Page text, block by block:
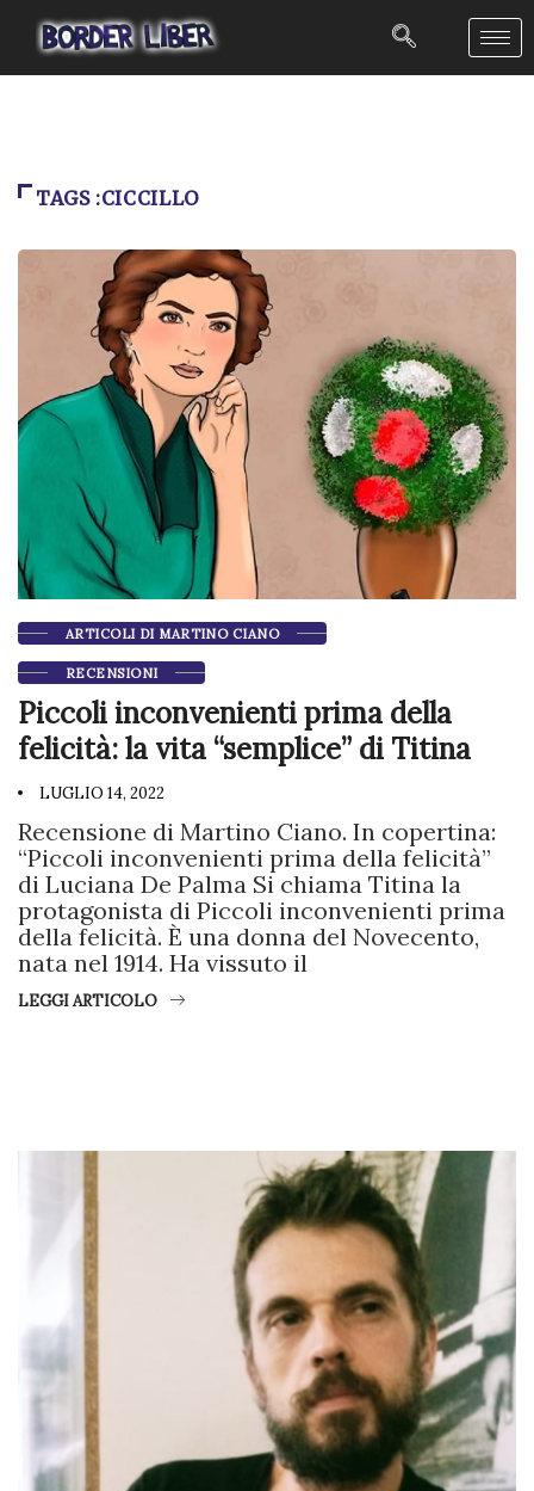
TAGS :CICCILLO
ARTICOLI DI MARTINO CIANO
RECENSIONI
Piccoli inconvenienti prima della
felicità: la vita “semplice” di Titina
LUGLIO 14, 2022
Recensione di Martino Ciano. In copertina:
“Piccoli inconvenienti prima della felicità”
di Luciana De Palma Si chiama Titina la
protagonista di Piccoli inconvenienti prima
della felicità. È una donna del Novecento,
nata nel 1914. Ha vissuto il
LEGGI ARTICOLO